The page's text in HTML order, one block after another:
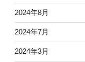
2024年8月
2024年7月
2024年3月